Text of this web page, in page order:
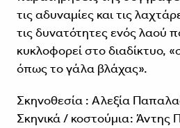
τις αδυναμίες και τις
τις δυνατότητες ενός λαού
κυκλοφορεί στο διαδίκτυο,
όπως το γάλα βλάχας».
Σκηνοθεσία : Αλεξία
Σκηνικά / κοστούμια: Άντης